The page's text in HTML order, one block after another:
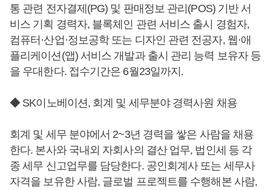
통 관련 전자결제(PG) 및 판매정보 관리(POS) 기반 서
비스 기획 경력자, 블록체인 관련 서비스 출시 경험자,
컴퓨터·산업·정보공학 또는 디자인 관련 전공자, 웹·애
플리케이션(앱) 서비스 개발과 출시 관리 능력 보유자 등
을 우대한다. 접수기간은 6월23일까지.
◆ SK이노베이션, 회계 및 세무분야 경력사원 채용
회계 및 세무 분야에서 2~3년 경력을 쌓은 사람을 채용
한다. 본사와 국내외 자회사의 결산 업무, 법인세 등 각
종 세무 신고업무를 담당한다. 공인회계사 또는 세무사
자격을 보유한 사람, 글로벌 프로젝트를 수행해본 사람,